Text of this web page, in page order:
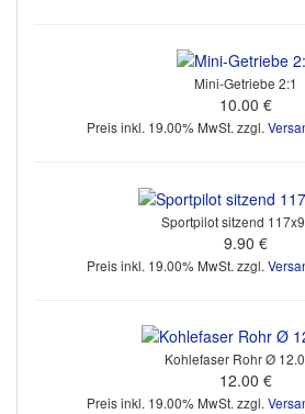
Mini-Getriebe 2:1
10.00 €
Preis inkl. 19.00% MwSt. zzgl.
Sportpilot sitzend
9.90 €
Preis inkl. 19.00% MwSt. zzgl.
Kohlefaser Rohr Ø
12.00 €
Preis inkl. 19.00% MwSt. zzgl.